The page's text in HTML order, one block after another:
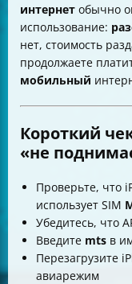
интернет обычно
использование:
нет, стоимость
продолжаете
мобильный
Короткий
«не
Проверьте, что
использует SIM
Убедитесь, что
Введите mts в
Перезагрузите
авиарежим